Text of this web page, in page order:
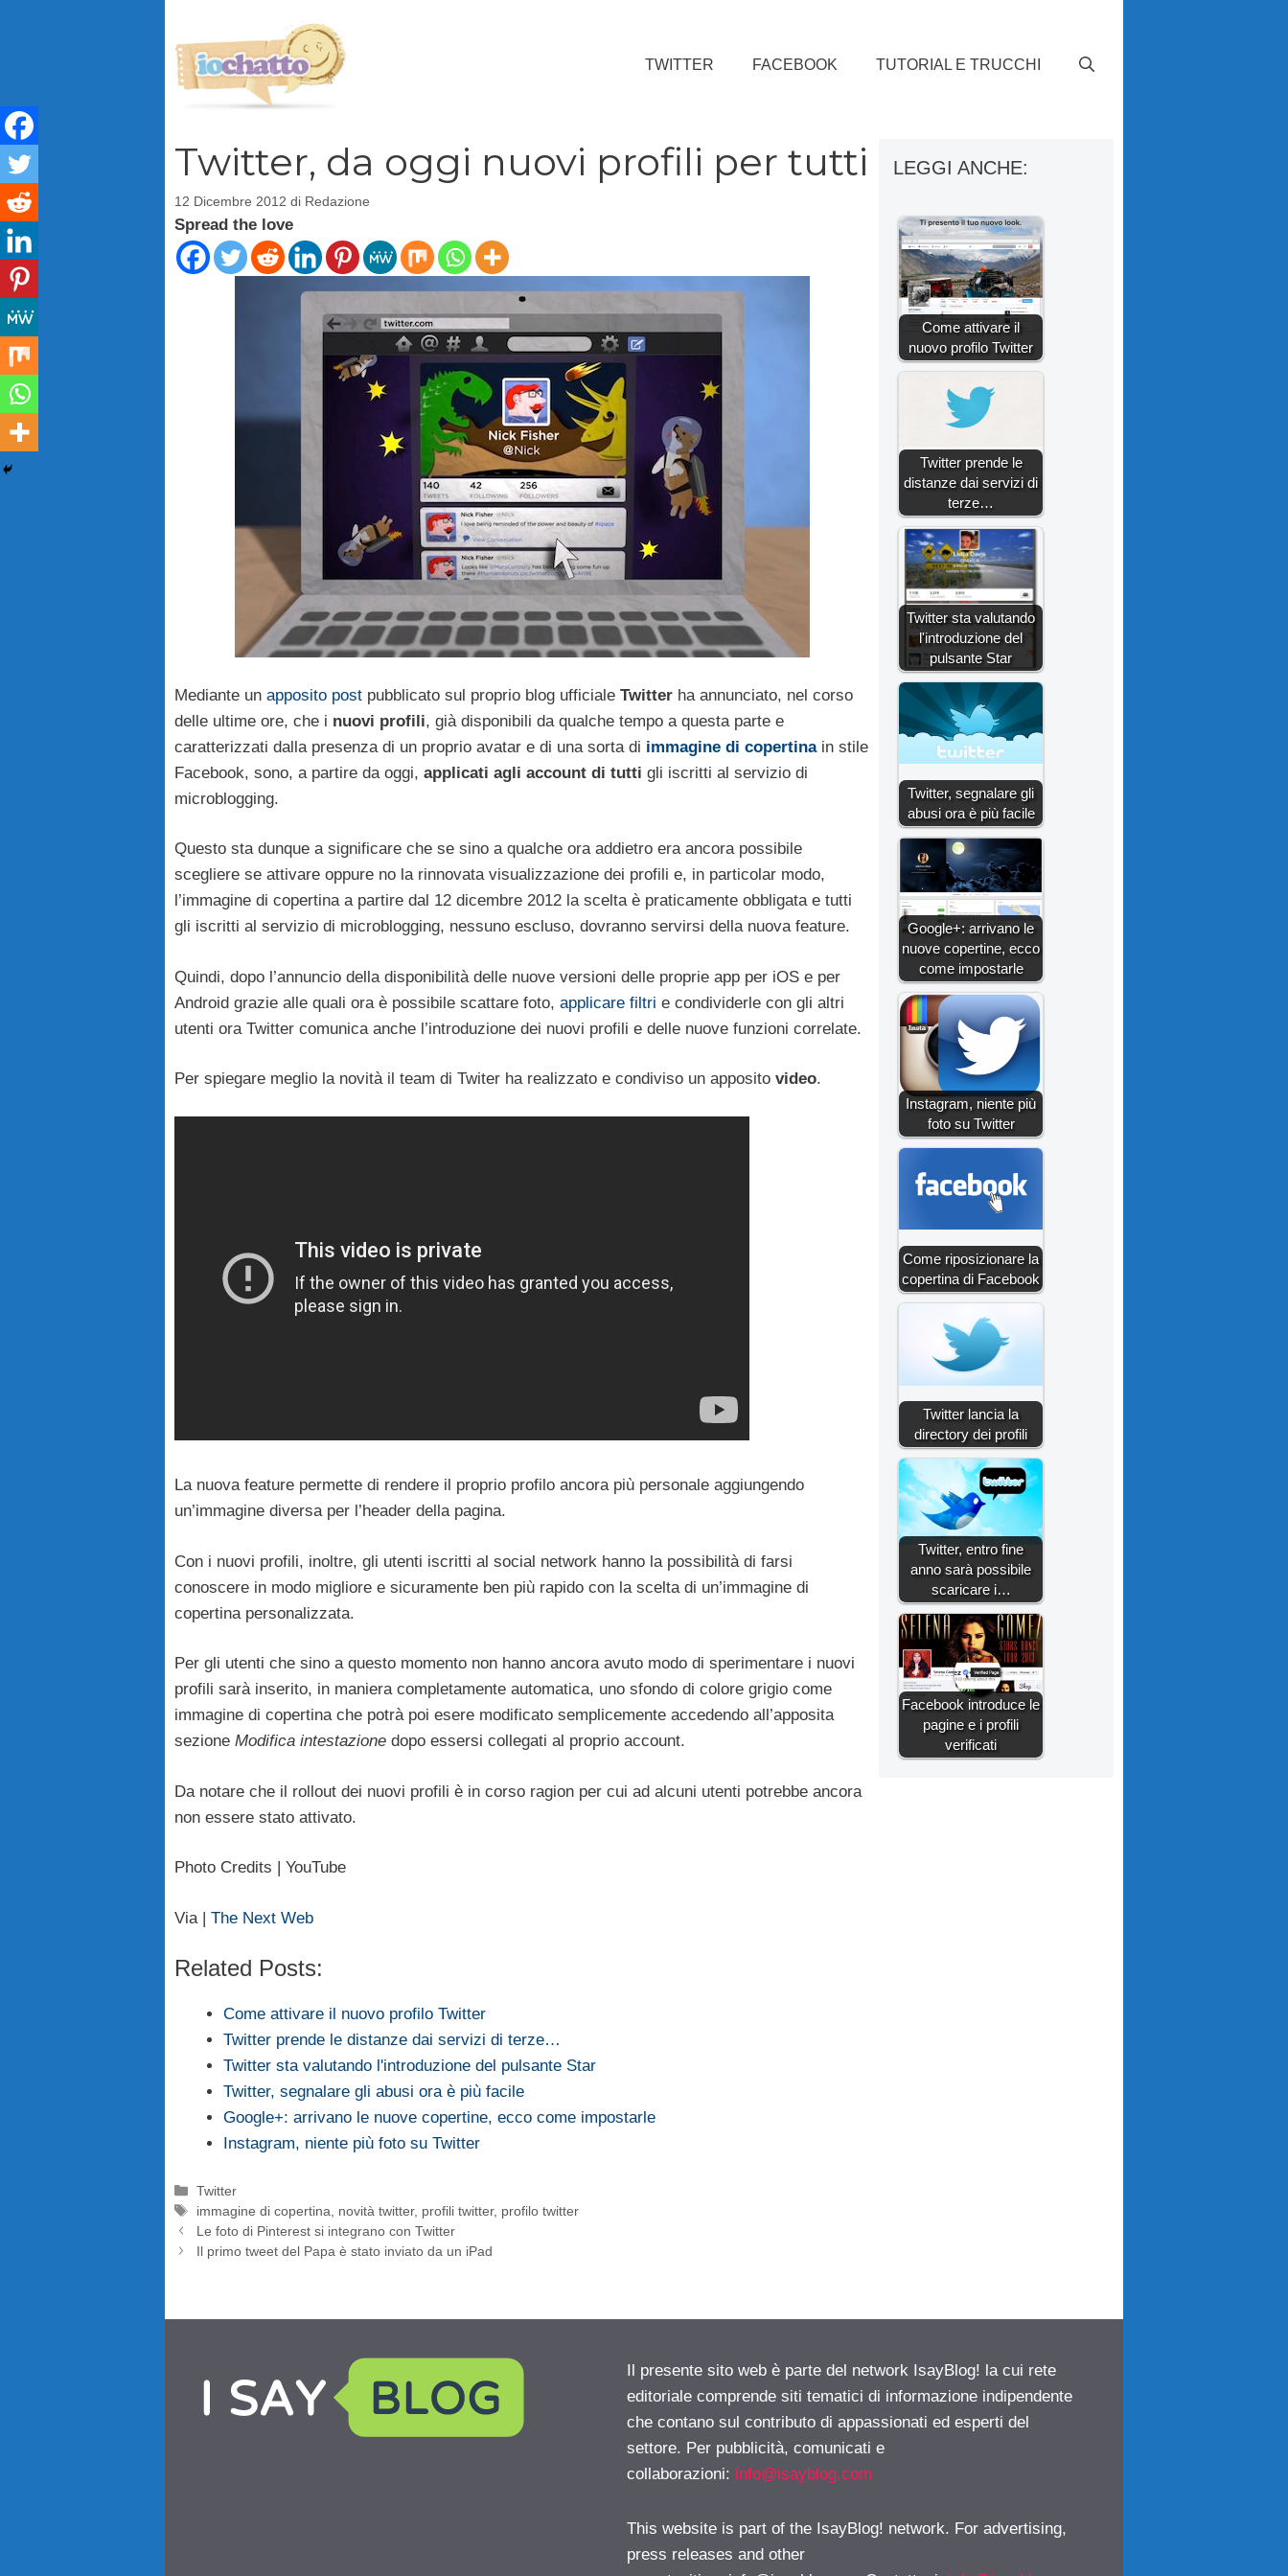
TWITTER FACEBOOK TUTORIAL E TRUCCHI
Twitter, da oggi nuovi profili per tutti
12 Dicembre 2012 di Redazione
Spread the love
Mediante un apposito post pubblicato sul proprio blog ufficiale Twitter ha annunciato, nel corso
delle ultime ore, che i nuovi profili, già disponibili da qualche tempo a questa parte e
caratterizzati dalla presenza di un proprio avatar e di una sorta di immagine di copertinain stile
Facebook, sono, a partire da oggi, applicati agli account di tutti gli iscritti al servizio di
microblogging.
Questo sta dunque a significare che se sino a qualche ora addietro era ancora possibile
scegliere se attivare oppure no la rinnovata visualizzazione dei profili e, in particolar modo,
l’immagine di copertina a partire dal 12 dicembre 2012 la scelta è praticamente obbligata e tutti
gli iscritti al servizio di microblogging, nessuno escluso, dovranno servirsi della nuova feature.
Quindi, dopo l’annuncio della disponibilità delle nuove versioni delle proprie app per iOS e per
Android grazie alle quali ora è possibile scattare foto, applicare filtri e condividerle con gli altri
utenti ora Twitter comunica anche l’introduzione dei nuovi profili e delle nuove funzioni correlate.
Per spiegare meglio la novità il team di Twiter ha realizzato e condiviso un apposito video.
La nuova feature permette di rendere il proprio profilo ancora più personale aggiungendo
un’immagine diversa per l’header della pagina.
Con i nuovi profili, inoltre, gli utenti iscritti al social network hanno la possibilità di farsi
conoscere in modo migliore e sicuramente ben più rapido con la scelta di un’immagine di
copertina personalizzata.
Per gli utenti che sino a questo momento non hanno ancora avuto modo di sperimentare i nuovi
profili sarà inserito, in maniera completamente automatica, uno sfondo di colore grigio come
immagine di copertina che potrà poi esere modificato semplicemente accedendo all’apposita
sezione Modifica intestazione dopo essersi collegati al proprio account.
Da notare che il rollout dei nuovi profili è in corso ragion per cui ad alcuni utenti potrebbe ancora
non essere stato attivato.
Photo Credits | YouTube
Via | The Next Web
Related Posts:
Come attivare il nuovo profilo Twitter
Twitter prende le distanze dai servizi di terze…
Twitter sta valutando l'introduzione del pulsante Star
Twitter, segnalare gli abusi ora è più facile
Google+: arrivano le nuove copertine, ecco come impostarle
Instagram, niente più foto su Twitter
Categorie
Twitter
Tag
immagine di copertina novità twitter, profili twitter, profilo twitter
Le foto di Pinterest si integrano con Twitter
Il primo tweet del Papa è stato inviato da un iPad
LEGGI ANCHE:
Come attivare il
nuovo profilo Twitter
Twitter prende le
distanze dai servizi di
terze…
Twitter sta valutando
l'introduzione del
pulsante Star
Twitter, segnalare gli
abusi ora è più facile
Google+: arrivano le
nuove copertine, ecco
come impostarle
Instagram, niente più
foto su Twitter
Come riposizionare la
copertina di Facebook
Twitter lancia la
directory dei profili
Twitter, entro fine
anno sarà possibile
scaricare i…
Facebook introduce le
pagine e i profili
verificati
Il presente sito web è parte del network IsayBlog! la cui rete
editoriale comprende siti tematici di informazione indipendente
che contano sul contributo di appassionati ed esperti del
settore. Per pubblicità, comunicati e
collaborazioni: info@isayblog.com
This website is part of the IsayBlog! network. For advertising,
press releases and other